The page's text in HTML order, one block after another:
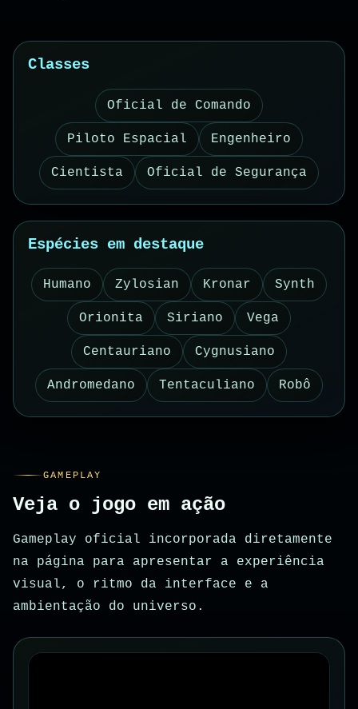
Classes
Oficial de Comando
Piloto Espacial Engenheiro
Cientista Oficial de Segurança
Espécies em destaque
Humano Zylosian Kronar Synth
Orionita Siriano Vega
Centauriano Cygnusiano
Andromedano Tentaculiano Robô
GAMEPLAY
Veja o jogo em ação
Gameplay oficial incorporada diretamente
na página para apresentar a experiência
visual, o ritmo da interface e a
ambientação do universo.